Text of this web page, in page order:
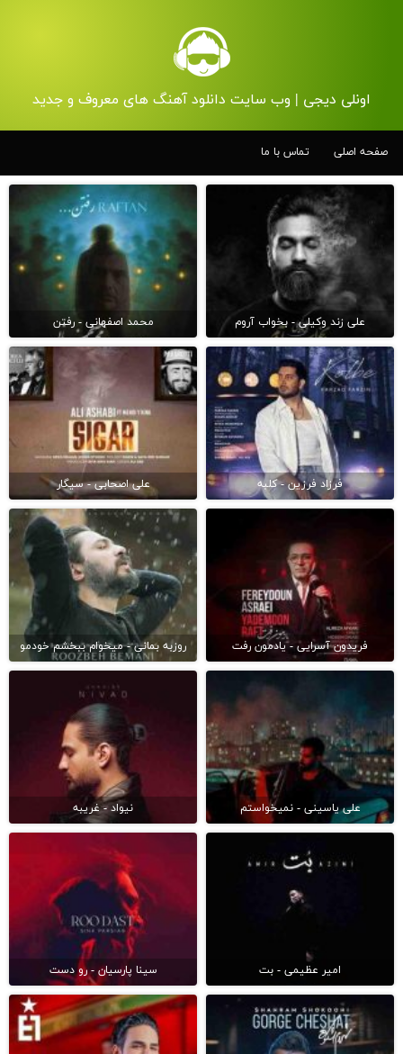
اونلی دیجی | وب سایت دانلود آهنگ های معروف و جدید
صفحه اصلی تماس با ما
علی زند وکیلی - بخواب آروم محمد اصفهانی - رفتن
فرزاد فرزین - کلبه علی اصحابی - سیگار
فریدون آسرایی - یادمون رفت روزبه بمانی - میخوام ببخشم خودمو
علی یاسینی - نمیخواستم نیواد - غریبه
امیر عظیمی - بت سینا پارسیان - رو دست